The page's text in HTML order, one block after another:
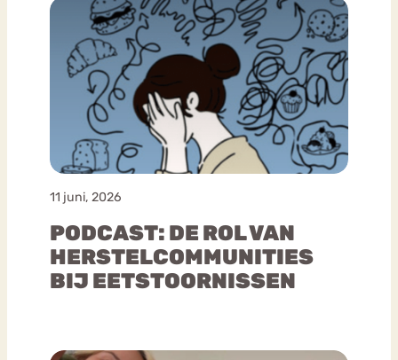
11 juni, 2026
PODCAST: DE ROL VAN
HERSTELCOMMUNITIES
BIJ EETSTOORNISSEN